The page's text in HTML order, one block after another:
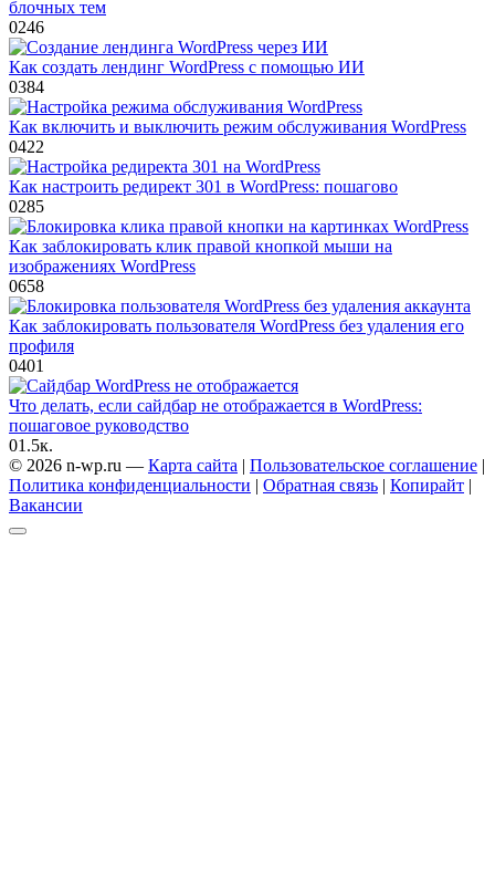
блочных тем
0246
Как создать лендинг WordPress с помощью ИИ
0384
Как включить и выключить режим обслуживания WordPress
0422
Как настроить редирект 301 в WordPress: пошагово
0285
Как заблокировать клик правой кнопкой мыши на
изображениях WordPress
0658
Как заблокировать пользователя WordPress без удаления его
профиля
0401
Что делать, если сайдбар не отображается в WordPress:
пошаговое руководство
01.5к.
© 2026 n-wp.ru — Карта сайта | Пользовательское соглашение |
Политика конфиденциальности | Обратная связь | Копирайт |
Вакансии